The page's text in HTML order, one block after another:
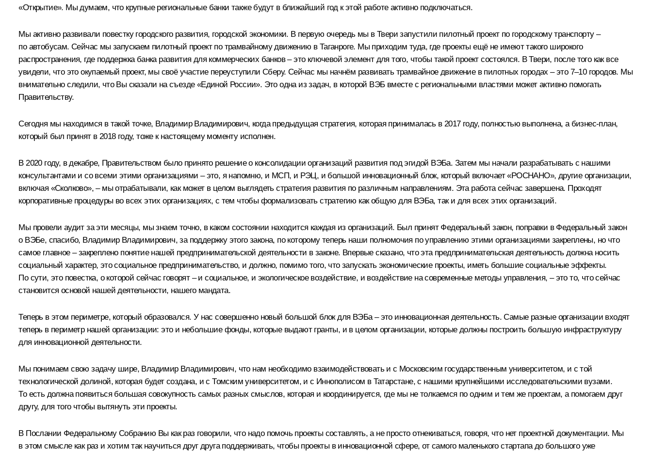
«Открытие». Мы думаем, что крупные региональные банки также будут в ближайший год к этой работе активно подключаться.
Мы активно развивали повестку городского развития, городской экономики. В первую очередь мы в Твери запустили пилотный проект по городскому транспорту –
по автобусам. Сейчас мы запускаем пилотный проект по трамвайному движению в Таганроге. Мы приходим туда, где проекты ещё не имеют такого широкого
распространения, где поддержка банка развития для коммерческих банков – это ключевой элемент для того, чтобы такой проект состоялся. В Твери, после того как все
увидели, что это окупаемый проект, мы своё участие переуступили Сберу. Сейчас мы начнём развивать трамвайное движение в пилотных городах – это 7–10 городов. Мы
внимательно следили, что Вы сказали на съезде«Единой России». Это одна из задач, в которой ВЭБ вместе с региональными властями может активно помогать
Правительству.
Сегодня мы находимся в такой точке, Владимир Владимирович, когда предыдущая стратегия, которая принималась в 2017 году, полностью выполнена, а бизнес-план,
который был принят в 2018 году, тоже к настоящему моменту исполнен.
В 2020 году, в декабре, Правительством было принято решение о консолидации организаций развития под эгидой ВЭБа. Затем мы начали разрабатывать с нашими
консультантами и со всеми этими организациями – это, я напомню, и МСП, и РЭЦ, и большой инновационный блок, который включает «РОСНАНО», другие организации,
включая «Сколково», – мы отрабатывали, как может в целом выглядеть стратегия развития по различным направлениям. Эта работа сейчас завершена. Проходят
корпоративные процедуры во всех этих организациях, с тем чтобы формализовать стратегию как общую для ВЭБа, так и для всех этих организаций.
Мы провели аудит за эти месяцы, мы знаем точно, в каком состоянии находится каждая из организаций. Был принят Федеральный закон, поправки в Федеральный закон
о ВЭБе, спасибо, Владимир Владимирович, за поддержку этого закона, по которому теперь наши полномочия по управлению этими организациями закреплены, но что
самое главное – закреплено понятие нашей предпринимательской деятельности в законе. Впервые сказано, что эта предпринимательская деятельность должна носить
социальный характер, это социальное предпринимательство, и должно, помимо того, что запускать экономические проекты, иметь большие социальные эффекты.
По сути, это повестка, о которой сейчас говорят – и социальное, и экологическое воздействие, и воздействие на современные методы управления, – это то, что сейчас
становится основой нашей деятельности, нашего мандата.
Теперь в этом периметре, который образовался. У нас совершенно новый большой блок для ВЭБа – это инновационная деятельность. Самые разные организации входят
теперь в периметр нашей организации: это и небольшие фонды, которые выдают гранты, и в целом организации, которые должны построить большую инфраструктуру
для инновационной деятельности.
Мы понимаем свою задачу шире, Владимир Владимирович, что нам необходимо взаимодействовать и с Московским государственным университетом, и с той
технологической долиной, которая будет создана, и с Томским университетом, и с Иннополисом в Татарстане, с нашими крупнейшими исследовательскими вузами.
То есть должна появиться большая совокупность самых разных смыслов, которая и координируется, где мы не толкаемся по одним и тем же проектам, а помогаем друг
другу, для того чтобы вытянуть эти проекты.
В Послании Федеральному Собранию Вы как раз говорили, что надо помочь проекты составлять, а не просто отнекиваться, говоря, что нет проектной документации. Мы
в этом смысле как раз и хотим так научиться друг друга поддерживать, чтобы проекты в инновационной сфере, от самого маленького стартапа до большого уже